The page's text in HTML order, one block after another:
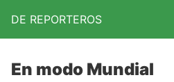
DE REPORTEROS
En modo Mundial